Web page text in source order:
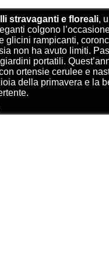
stravaganti e floreali,
colgono
glicini rampicanti,
non ha avuto limiti.
portatili.
ortensie cerulee e
della primavera e la